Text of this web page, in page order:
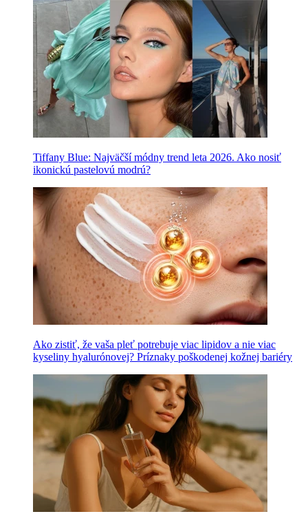
Tiffany Blue: Najväčší módny trend leta 2026. Ako nosiť
ikonickú pastelovú modrú?
Ako zistiť, že vaša pleť potrebuje viac lipidov a nie viac
kyseliny hyalurónovej? Príznaky poškodenej kožnej bariéry